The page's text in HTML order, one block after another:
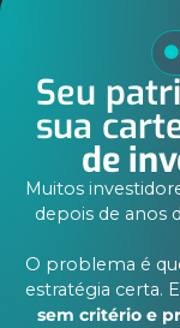
Seu
sua
de
Muitos
depois de anos
O problema é
estratégia certa.
sem critério e